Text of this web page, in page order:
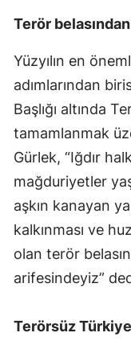
Terör
Yüzyılın en
adımlarından
Başlığı altında
tamamlanmak
Gürlek, “Iğdır
mağduriyetler
aşkın kanayan
kalkınması ve
olan terör
arifesindeyiz”
Terörsüz Türkiye